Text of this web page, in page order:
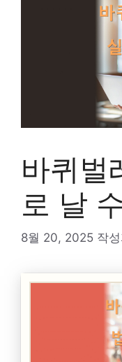
바퀴벌
로 날
8월 20, 2025 작